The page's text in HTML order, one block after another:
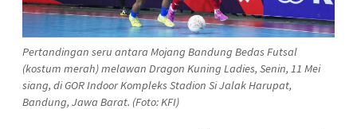
Pertandingan seru antara Mojang Bandung Bedas Futsal
(kostum merah) melawan Dragon Kuning Ladies, Senin, 11 Mei
siang, di GOR Indoor Kompleks Stadion Si Jalak Harupat,
Bandung, Jawa Barat. (Foto: KFI)